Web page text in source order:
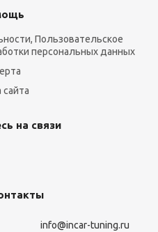
Пользовательское
персональных данных
сайта
на связи
info@incar-tuning.ru